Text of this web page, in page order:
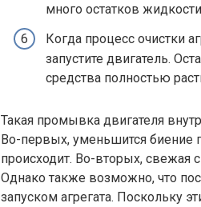
много остатков
Когда процесс очистки
запустите двигатель.
средства полностью
Такая промывка двигателя
Во-первых, уменьшится биение
происходит. Во-вторых, свежая
Однако также возможно, что
запуском агрегата. Поскольку